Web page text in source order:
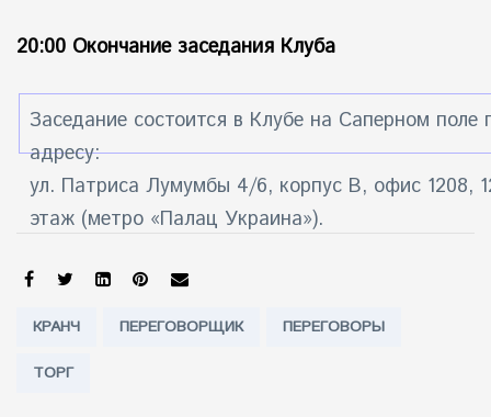
20:00 Окончание заседания Клуба
Заседание состоится в Клубе на Саперном поле
адресу:
ул. Патриса Лумумбы 4/6, корпус В, офис 1208,
этаж (метро «Палац Украина»).
SHARE:
Tags:
КРАНЧ ПЕРЕГОВОРЩИК ПЕРЕГОВОРЫ
ТОРГ